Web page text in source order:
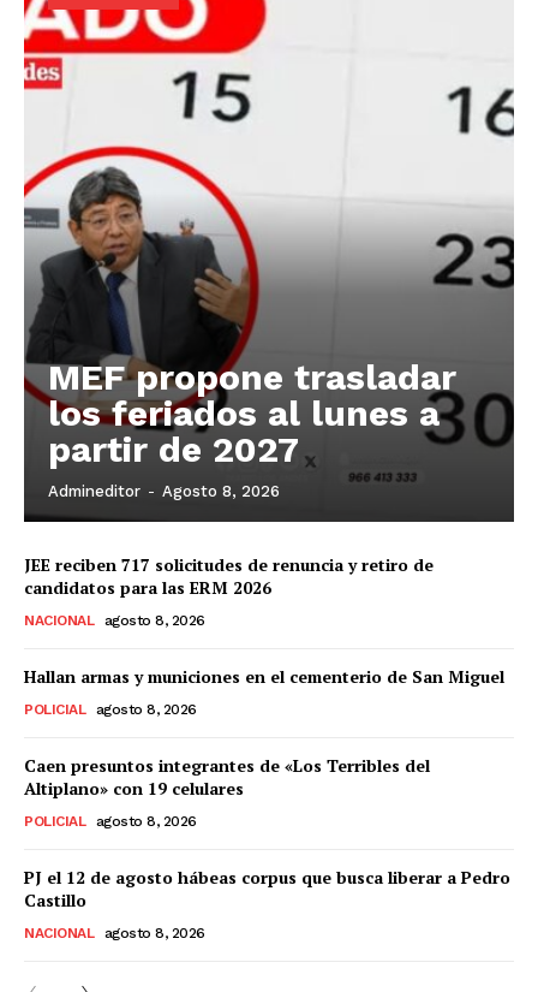
MEF propone trasladar
los feriados al lunes a
partir de 2027
Admineditor - Agosto 8, 2026
JEE reciben 717 solicitudes de renuncia y retiro de
candidatos para las ERM 2026
NACIONAL agosto 8, 2026
Hallan armas y municiones en el cementerio de San Miguel
POLICIAL agosto 8, 2026
Caen presuntos integrantes de «Los Terribles del
Altiplano» con 19 celulares
POLICIAL agosto 8, 2026
PJ el 12 de agosto hábeas corpus que busca liberar a Pedro
Castillo
NACIONAL agosto 8, 2026